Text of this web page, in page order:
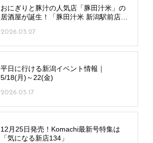
おにぎりと豚汁の人気店「豚田汁米」の
居酒屋が誕生！「豚田汁米 新潟駅前店」
2026.05.27
平日に行ける新潟イベント情報｜
5/18(月)～22(金)
2026.05.17
12月25日発売！Komachi最新号特集は
「気になる新店134」